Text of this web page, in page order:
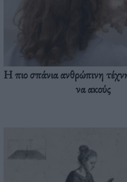
Η πιο σπάνια ανθρώπινη
να ακούς